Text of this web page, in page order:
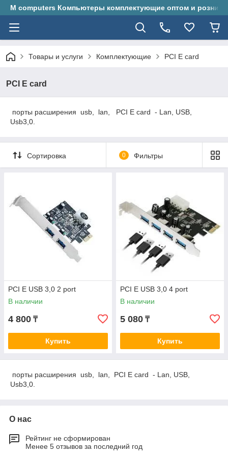
M computers Компьютеры комплектующие оптом и
Товары и услуги Комплектующие PCI E card
PCI E card
порты расширения usb, lan, PCI E card - Lan, USB,
Usb3,0.
Сортировка 0 Фильтры
PCI E USB 3,0 2 port
В наличии
4 800 ₸
Купить
PCI E USB 3,0 4 port
В наличии
5 080 ₸
Купить
порты расширения usb, lan, PCI E card - Lan, USB,
Usb3,0.
О нас
Рейтинг не сформирован
Менее 5 отзывов за последний год